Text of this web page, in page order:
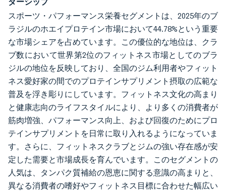
スポーツ・パフォーマンス栄養セグメントは、2025年のブ
ラジルのホエイプロテイン市場において44.78%という重要
な市場シェアを占めています。この優位的な地位は、クラ
ブ数において世界第2位のフィットネス市場としてのブラ
ジルの地位を反映しており、全国のジム利用者やフィット
ネス愛好家の間でのプロテインサプリメント摂取の広範な
普及を浮き彫りにしています。フィットネス文化の高まり
と健康志向のライフスタイルにより、より多くの消費者が
筋肉増強、パフォーマンス向上、および回復のためにプロ
テインサプリメントを日常に取り入れるようになっていま
す。さらに、フィットネスクラブとジムの強い存在感が安
定した需要と市場成長を育んでいます。このセグメントの
人気は、タンパク質補給の恩恵に関する意識の高まりと、
異なる消費者の嗜好やフィットネス目標に合わせた幅広い